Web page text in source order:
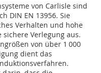
von Carlisle sind
DIN EN 13956. Sie
Verhalten und hohe
Verlegung aus.
von über 1 000
dient das